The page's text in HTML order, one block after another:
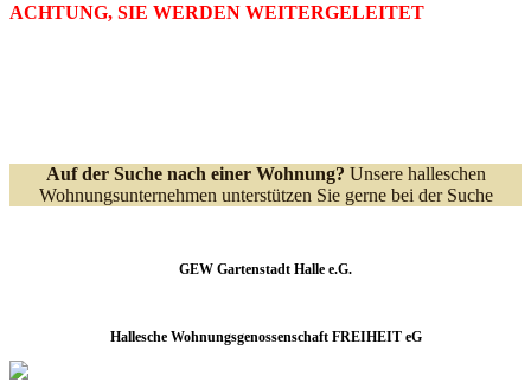
ACHTUNG, SIE WERDEN WEITERGELEITET
Auf der Suche nach einer Wohnung? Unsere halleschen
Wohnungsunternehmen unterstützen Sie gerne bei der Suche
GEW Gartenstadt Halle e.G.
Hallesche Wohnungsgenossenschaft FREIHEIT eG